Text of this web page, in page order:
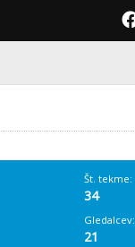
Št. tekme:
34
Gledalcev:
21